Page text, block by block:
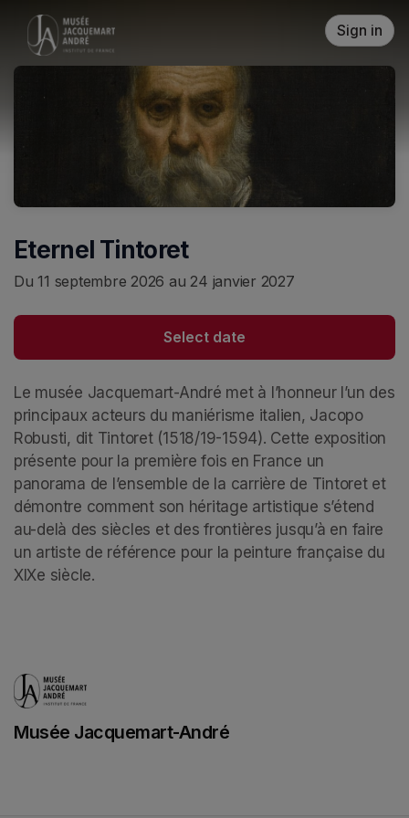
Skip header
Sign in
Eternel Tintoret
Du 11 septembre 2026 au 24 janvier 2027
Select date
Le musée Jacquemart-André met à l’honneur l’un des
principaux acteurs du maniérisme italien, Jacopo
Robusti, dit Tintoret (1518/19-1594). Cette exposition
présente pour la première fois en France un
panorama de l’ensemble de la carrière de Tintoret et
démontre comment son héritage artistique s’étend
au-delà des siècles et des frontières jusqu’à en faire
un artiste de référence pour la peinture française du
XIXe siècle.
Musée Jacquemart-André